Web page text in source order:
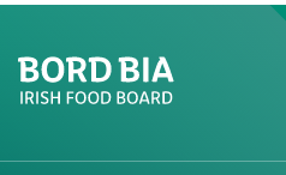
Create New List